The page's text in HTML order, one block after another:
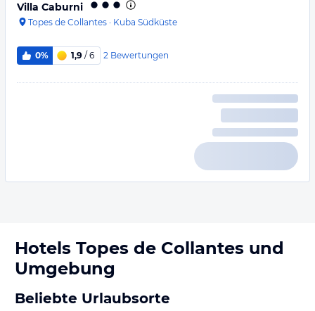
Villa Caburni
Topes de Collantes · Kuba Südküste
0% 1,9 / 6 2 Bewertungen
Hotels Topes de Collantes und
Umgebung
Beliebte Urlaubsorte